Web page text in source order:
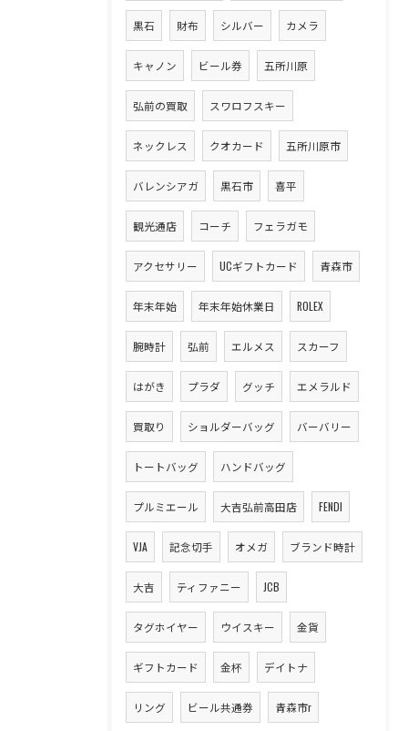
黒石 財布 シルバー カメラ
キャノン ビール券 五所川原
弘前の買取 スワロフスキー
ネックレス クオカード 五所川原市
バレンシアガ 黒石市 喜平
観光通店 コーチ フェラガモ
アクセサリー UCギフトカード 青森市
年末年始 年末年始休業日 ROLEX
腕時計 弘前 エルメス スカーフ
はがき プラダ グッチ エメラルド
買取り ショルダーバッグ バーバリー
トートバッグ ハンドバッグ
プルミエール 大吉弘前高田店 FENDI
VJA 記念切手 オメガ ブランド時計
大吉 ティファニー JCB
タグホイヤー ウイスキー 金貨
ギフトカード 金杯 デイトナ
リング ビール共通券 青森市r